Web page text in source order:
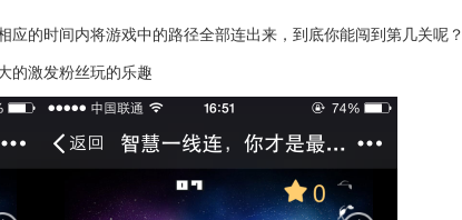
应的时间内将游戏中的路径全部连出来，到底你能闯到第几关呢？
的激发粉丝玩的乐趣